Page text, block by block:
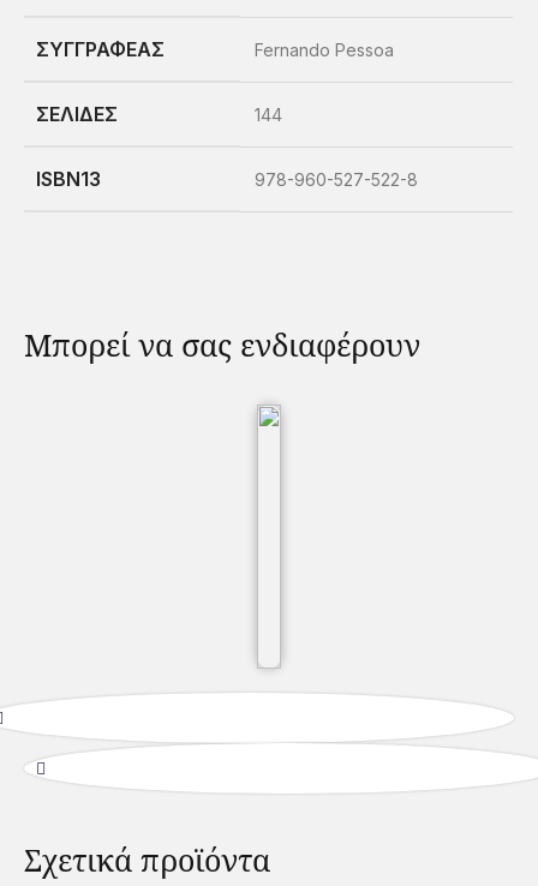
ΣΥΓΓΡΑΦΕΑΣ Fernando Pessoa
ΣΕΛΙΔΕΣ 144
ISBN13 978-960-527-522-8
Μπορεί να σας ενδιαφέρουν
Σχετικά προϊόντα